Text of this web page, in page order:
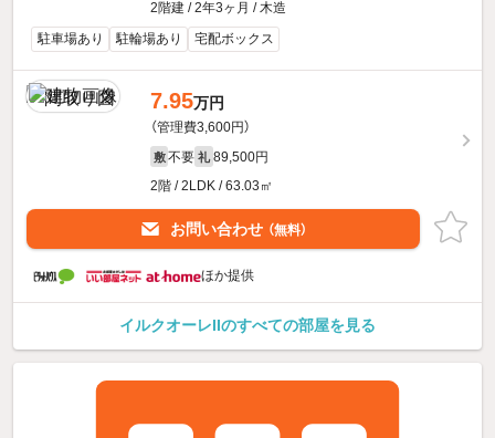
2階建 / 2年3ヶ月 / 木造
駐車場あり
駐輪場あり 宅配ボックス
7.95万円
（管理費3,600円）
敷 不要 礼 89,500円
2階 / 2LDK / 63.03㎡
お問い合わせ （無料）
ほか提供
イルクオーレIIのすべての部屋を見る